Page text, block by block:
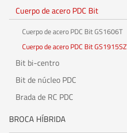
Cuerpo de acero PDC Bit
Cuerpo de acero PDC Bit GS1606T
Cuerpo de acero PDC Bit GS1915SZ
Bit bi-centro
Bit de núcleo PDC
Brada de RC PDC
BROCA HÍBRIDA